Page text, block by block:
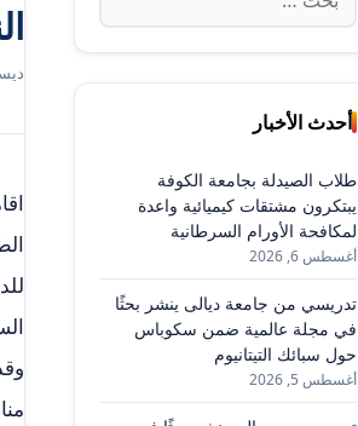
ديسمبر
عن:
أحدث الأخبار
طلاب الصيدلة بجامعة الكوفة
يبتكرون مشتقات كيميائية واعدة
لمكافحة الأورام السرطانية
أغسطس 6, 2026
تدريسي من جامعة ديالى ينشر بحثًا
في مجلة عالمية ضمن سكوباس
حول سبائك التيتانيوم
أغسطس 5, 2026